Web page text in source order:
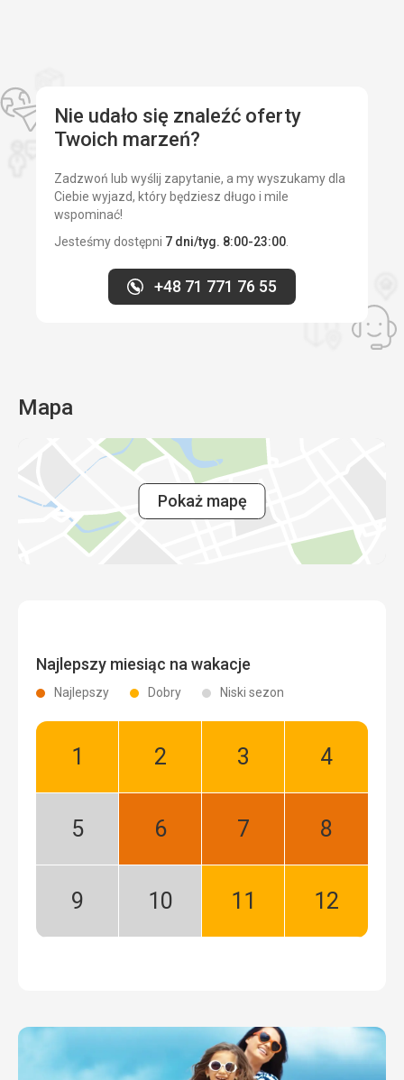
Plaża
około 300 metrów od plaży. Raz byliśmy też na miejskiej,
płatnej, piaszczystej plaży, ale ta nam się nie bardzo
podobała. To jednak kwestia gustu, niektórzy lubią piasek.
Chodziliśmy na dość dużą plażę, gdzie były drobne
kamyczki, stopniowe wejście do wody, a woda była czysta.
Mieliśmy własne wyżywienie, więc nie można tego ocenić.
do apartamentu, w sypialni były drzwi, za którymi
drzwi były zamknięte na klucz, a klucz miała tylko
właścicielka. To nie dawało nam zbyt dobrego poczucia.
Ta recenzja została automatycznie przetłumaczona za
pomocą Google Translate
Nie udało się znaleźć oferty
Twoich marzeń?
Zadzwoń lub wyślij zapytanie, a my wyszukamy dla
Ciebie wyjazd, który będziesz długo i mile
wspominać!
Jesteśmy dostępni 7 dni/tyg. 8:00-23:00.
+48 71 771 76 55
Mapa
Pokaż mapę
Najlepszy miesiąc na wakacje
Najlepszy Dobry Niski sezon
Styczeń:
Luty:
Marzec:
Kwiecień:
Maj:
Czerwiec:
Lipiec:
Sierpień:
Wrzesień:
Październik:
Listopad:
Grudzień: